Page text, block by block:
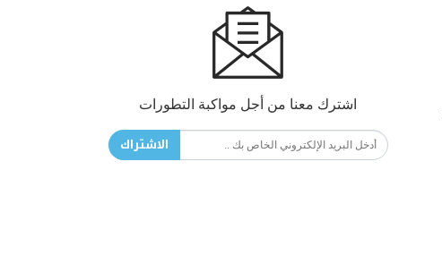
اشترك معنا من أجل مواكبة التطورات
الاشتراك